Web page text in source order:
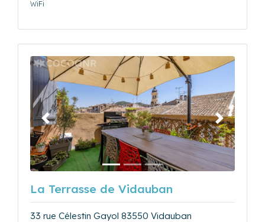
WiFi
Précédent Suivant
La Terrasse de Vidauban
33 rue Célestin Gayol 83550 Vidauban